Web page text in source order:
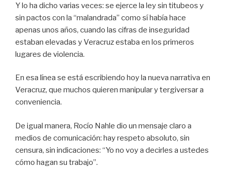
Y lo ha dicho varias veces: se ejerce la ley sin titubeos y
sin pactos con la “malandrada” como sí había hace
apenas unos años, cuando las cifras de inseguridad
estaban elevadas y Veracruz estaba en los primeros
lugares de violencia.
En esa línea se está escribiendo hoy la nueva narrativa en
Veracruz, que muchos quieren manipular y tergiversar a
conveniencia.
De igual manera, Rocío Nahle dio un mensaje claro a
medios de comunicación: hay respeto absoluto, sin
censura, sin indicaciones: “Yo no voy a decirles a ustedes
cómo hagan su trabajo”.